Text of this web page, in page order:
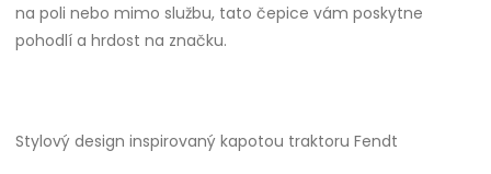
na poli nebo mimo službu, tato čepice vám poskytne
pohodlí a hrdost na značku.
Stylový design inspirovaný kapotou traktoru Fendt